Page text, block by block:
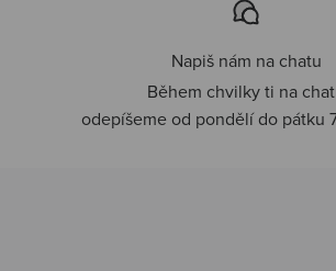
Napiš nám na chatu
Během chvilky ti na
odepíšeme od pondělí do pátku